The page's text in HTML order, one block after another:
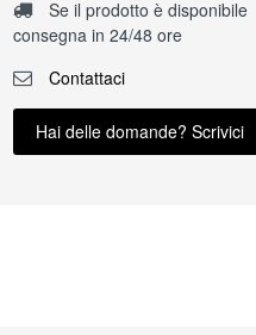
Se il prodotto è disponibile
consegna in 24/48 ore
Contattaci
Hai delle domande? Scrivici